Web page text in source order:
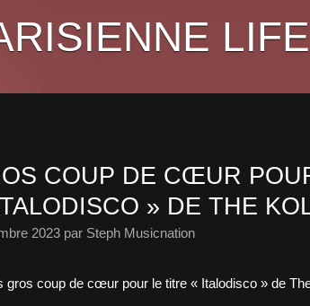
LIFE
COUP DE CŒUR
» DE THE
2023 par Steph Musicnation